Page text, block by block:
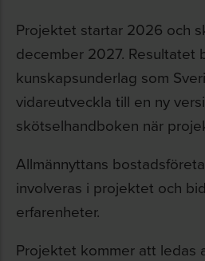
Projektet startar 2026 och
december 2027. Resultatet
kunskapsunderlag som
vidareutveckla till en ny
skötselhandboken när
Allmännyttans
involveras i projektet och
erfarenheter.
Projektet kommer att ledas